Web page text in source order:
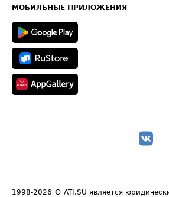
Техническая информация
МОБИЛЬНЫЕ ПРИЛОЖЕНИЯ
1998-2026 © ATI.SU является